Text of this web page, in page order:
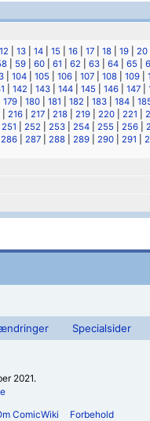
12 13| 14| 15 16| 17| 18| 19| 20|
59 60 61 62 63 64 65
104 105 106 107 108 109
142 143 144 145 146 147
179| 180| 181 182 183| 184|
216| 217| 218| 219| 220| 221
251 252 253 254 255 256
286| 287| 288| 289| 290| 291
Specialsider
2021.
ComicWiki Forbehold